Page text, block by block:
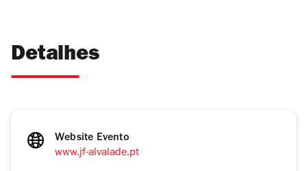
Detalhes
Website Evento
www.jf-alvalade.pt